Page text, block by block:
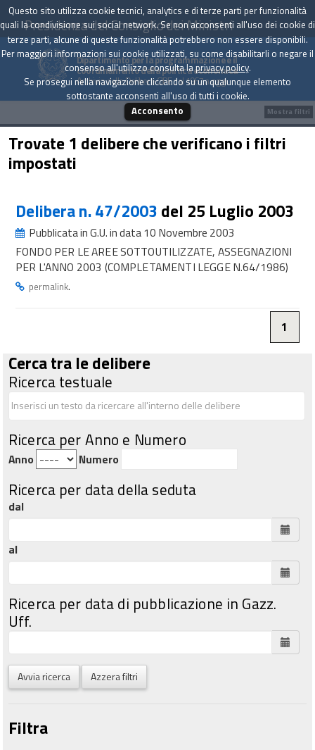
Presidenza del Consiglio dei Ministri
Dipartimento per la programmazione e il
coordinamento della politica economica
Archivio delle Delibere CIPE dal 1967 a oggi
Trovate 1 delibere che verificano i filtri
impostati
Delibera n. 47/2003 del 25 Luglio 2003
Pubblicata in G.U. in data 10 Novembre 2003
FONDO PER LE AREE SOTTOUTILIZZATE, ASSEGNAZIONI
PER L'ANNO 2003 (COMPLETAMENTI LEGGE N.64/1986)
permalink.
1
Cerca tra le delibere
Ricerca testuale
Ricerca per Anno e Numero
Anno Numero
Ricerca per data della seduta
dal
al
Ricerca per data di pubblicazione in Gazz.
Uff.
Avvia ricerca Azzera filtri
Filtra
Mostra filtri
Questo sito utilizza cookie tecnici, analytics e di terze parti per funzionalità
quali la condivisione sui social network. Se non acconsenti all'uso dei cookie di
terze parti, alcune di queste funzionalità potrebbero non essere disponibili.
Per maggiori informazioni sui cookie utilizzati, su come disabilitarli o negare il
consenso all'utilizzo consulta laprivacy policy.
Se prosegui nella navigazione cliccando su un qualunque elemento
sottostante acconsenti all'uso di tutti i cookie.
Acconsento